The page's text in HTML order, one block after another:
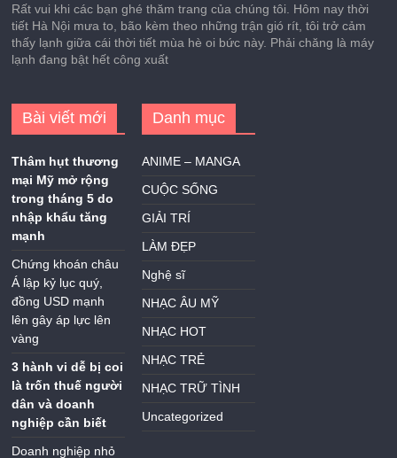
Rất vui khi các bạn ghé thăm trang của chúng tôi. Hôm nay thời
tiết Hà Nội mưa to, bão kèm theo những trận gió rít, tôi trở cảm
thấy lạnh giữa cái thời tiết mùa hè oi bức này. Phải chăng là máy
lạnh đang bật hết công xuất
Bài viết mới
Thâm hụt thương
mại Mỹ mở rộng
trong tháng 5 do
nhập khẩu tăng
mạnh
Chứng khoán châu
Á lập kỷ lục quý,
đồng USD mạnh
lên gây áp lực lên
vàng
3 hành vi dễ bị coi
là trốn thuế người
dân và doanh
nghiệp cần biết
Doanh nghiệp nhỏ
Danh mục
ANIME – MANGA
CUỘC SỐNG
GIẢI TRÍ
LÀM ĐẸP
Nghệ sĩ
NHẠC ÂU MỸ
NHẠC HOT
NHẠC TRẺ
NHẠC TRỮ TÌNH
Uncategorized